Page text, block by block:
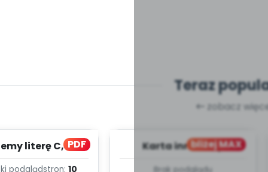
Teraz
zobacz
PDF
literę C, cz. 1
podglądstron: 10
bliżej MAX
Karta innowacji